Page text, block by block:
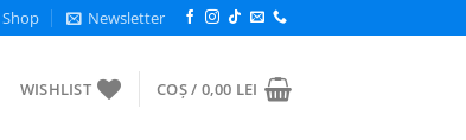
Shop Newsletter
WISHLIST COȘ / 0,00 LEI